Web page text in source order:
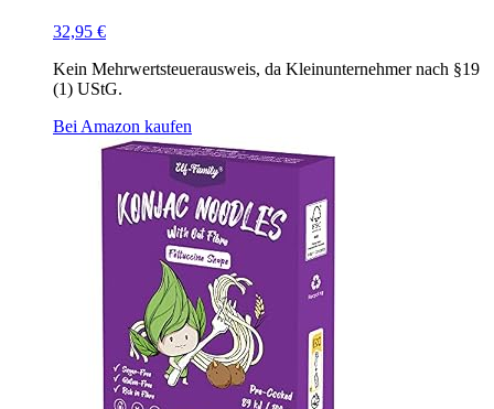
32,95 €
Kein Mehrwertsteuerausweis, da Kleinunternehmer nach §19
(1) UStG.
Bei Amazon kaufen